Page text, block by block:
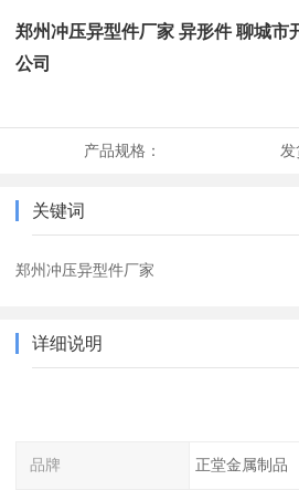
郑州冲压异型件厂家 异形件 聊城市
公司
产品规格： 发
关键词
郑州冲压异型件厂家
详细说明
品牌 正堂金属制品